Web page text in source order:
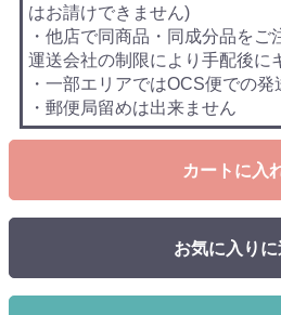
はお請けできません)
・他店で同商品・同成分品をご
運送会社の制限により手配後に
・一部エリアではOCS便での
・郵便局留めは出来ません
カートに入
お気に入りに